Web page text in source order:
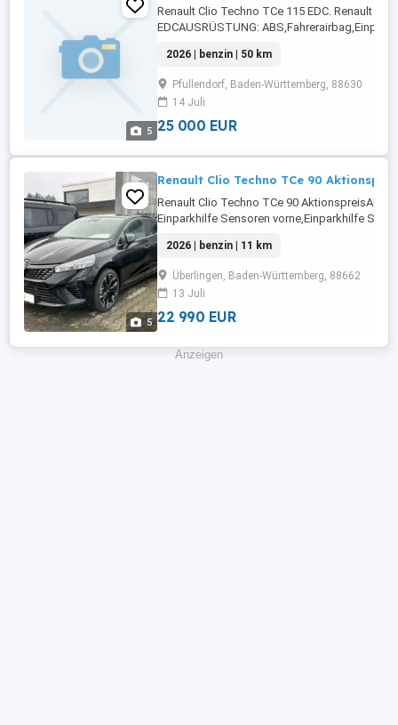
5
Renault Clio Techno TCe 115 EDC. Renault
EDCAUSRÜSTUNG:
Radio,Servolenkung,LED-
Fensterheber,LED-
...
2026 | benzin | 50 km
Pfullendorf, Baden-Württemberg, 88630
14 Juli
25 000 EUR
5
Renault Clio Techno TCe 90
Renault Clio Techno TCe 90
Einparkhilfe Sensoren vorne,Einparkhilfe
Lenkrad,Berganfahrassistent,DAB-
Scheinwerfer,LED-Tagfahrlicht,Elektrische
2026 | benzin | 11 km
Überlingen, Baden-Württemberg, 88662
13 Juli
22 990 EUR
Anzeigen